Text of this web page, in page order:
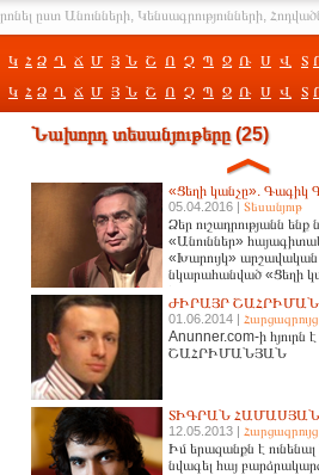
Կ Հ Ձ Ղ Ճ Մ Յ Ն Շ Ո Չ Պ Ջ Ռ Ս Վ Տ
Կ Հ Ձ Ղ Ճ Մ Յ Ն Շ Ո Չ Պ Ջ Ռ Ս Վ Տ
Նախորդ տեսանյութերը (25)
«Ցեղի կանչը». Գագիկ
05.04.2016 | Տեսանյութ
Ձեր ուշադրությանն ենք
«Անուններ»
«Խարույկ»
նկարահանված «Ցեղի
ԺԻՐԱՅՐ
01.06.2014 | Հարցազրույց
Anunner.com-ի
ՇԱՀՐԻՄԱՆՅԱՆ
ՏԻԳՐԱՆ ՀԱՄԱՍՅԱՆ
12.05.2013 | Հարցազրույց
Իմ երազանքն է
նվագել հայ